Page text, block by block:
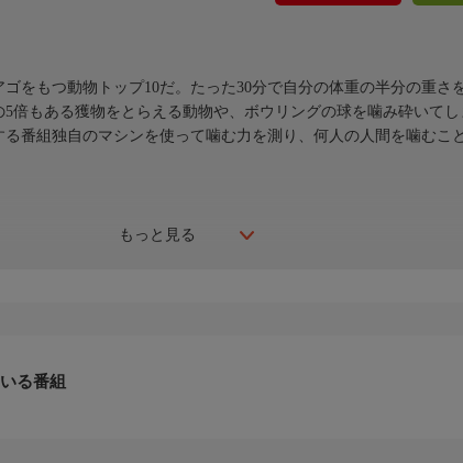
もっと見る
をもつ動物トップ10だ。たった30分で自分の体重の半分の重さ
倍もある獲物をとらえる動物や、ボウリングの球を噛み砕いて
番組独自のマシンを使って噛む力を測り、何人の人間を噛むこ
る番組